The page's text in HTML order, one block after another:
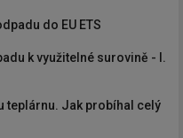
do EU ETS
k využitelné surovině - I.
teplárnu. Jak probíhal celý